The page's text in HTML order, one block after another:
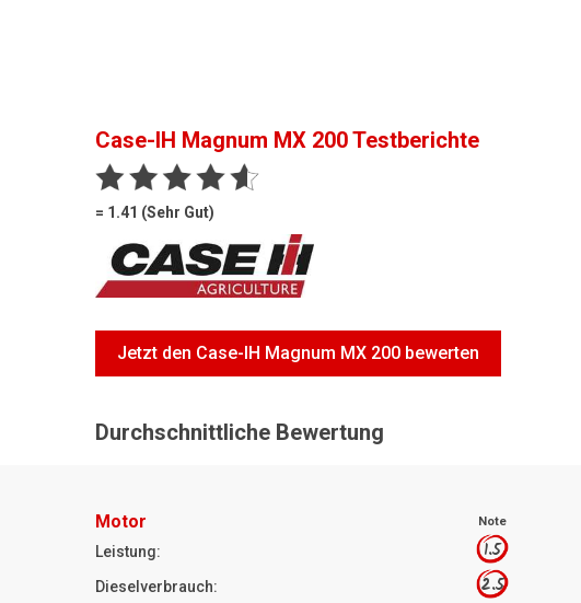
Case-IH Magnum MX 200Testberichte
= 1.41 (Sehr Gut)
Jetzt den Case-IH Magnum MX 200 bewerten
Durchschnittliche Bewertung
Motor Note
Leistung: 1.5
Dieselverbrauch: 2.5